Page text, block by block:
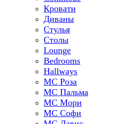
Кровати
Диваны
Стулья
Столы
Lounge
Bedrooms
Hallways
МС Роза
МС Пальма
МС Мори
МС Софи